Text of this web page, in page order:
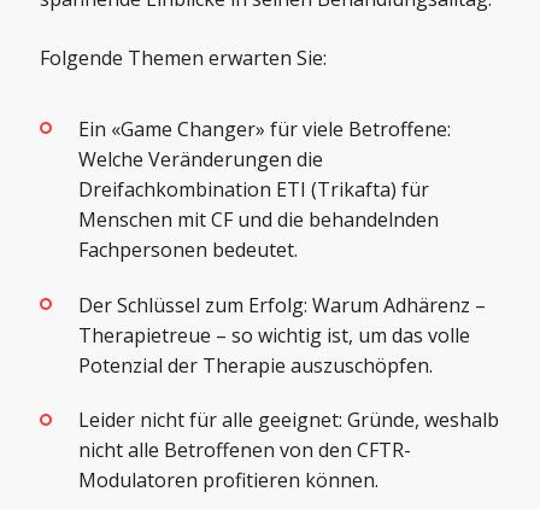
Folgende Themen erwarten Sie:
Ein «Game Changer» für viele Betroffene:
Welche Veränderungen die
Dreifachkombination ETI (Trikafta) für
Menschen mit CF und die behandelnden
Fachpersonen bedeutet.
Der Schlüssel zum Erfolg: Warum Adhärenz –
Therapietreue – so wichtig ist, um das volle
Potenzial der Therapie auszuschöpfen.
Leider nicht für alle geeignet: Gründe, weshalb
nicht alle Betroffenen von den CFTR-
Modulatoren profitieren können.